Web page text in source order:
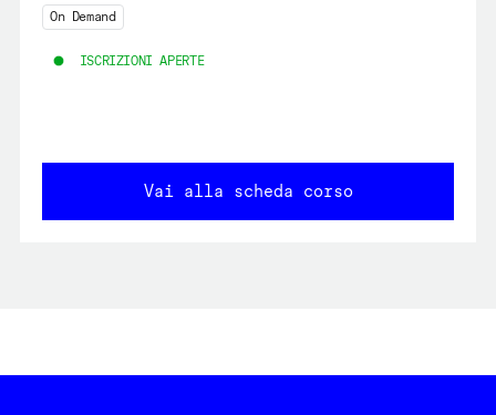
On Demand
ISCRIZIONI APERTE
Vai alla scheda corso